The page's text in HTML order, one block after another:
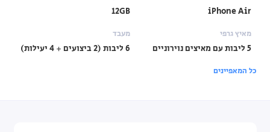
iPhone Air
12GB
מאיץ גרפי
5 ליבות עם מאיצים נוירוניים
מעבד
6 ליבות (2 ביצועים + 4 יעילות)
כל המאפיינים